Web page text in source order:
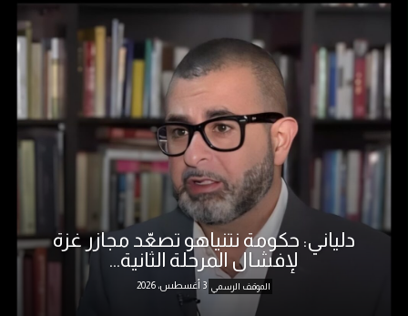
دلياني: حكومة نتنياهو تصعّد مجازر غزة
لإفشال المرحلة الثانية...
الموقف الرسمي 3 أغسطس، 2026